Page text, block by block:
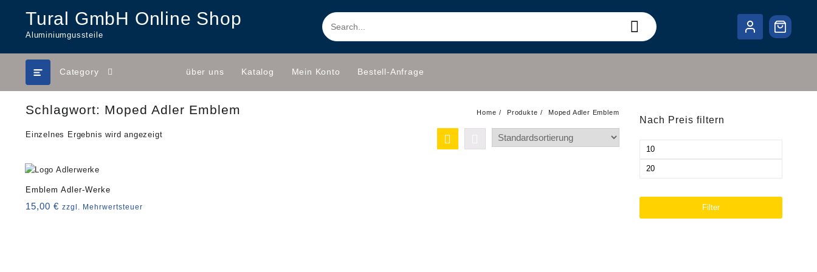
content
Tural GmbH Online Shop
Aluminiumgussteile
Category über uns Katalog Mein Konto Bestell-Anfrage
Schlagwort: Moped Adler Emblem Home Produkte Moped Adler Emblem
Einzelnes Ergebnis wird angezeigt
Emblem Adler-Werke
15,00 € zzgl. Mehrwertsteuer
Nach Preis filtern
Min.
Max.
Filter